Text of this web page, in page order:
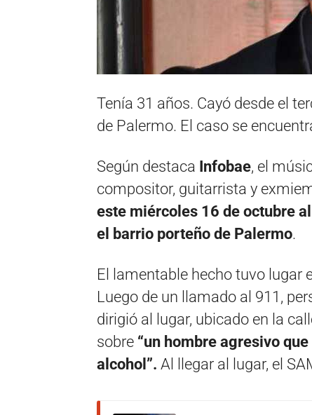
Tenía 31 años. Cayó desde el
de Palermo. El caso se
Según destaca Infobae, el
compositor, guitarrista y
este miércoles 16 de octubre
el barrio porteño de Palermo.
El lamentable hecho tuvo lugar
Luego de un llamado al 911,
dirigió al lugar, ubicado en la
sobre “un hombre agresivo
alcohol”. Al llegar al lugar, el